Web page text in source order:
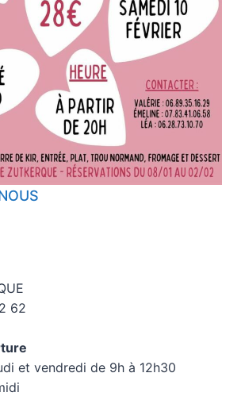
62
et vendredi de 9h à 12h30